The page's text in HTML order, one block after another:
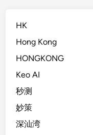
HK
Hong Kong
HONGKONG
Keo AI
秒测
妙策
深汕湾